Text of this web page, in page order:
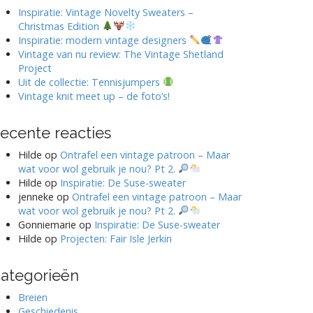
Inspiratie: Vintage Novelty Sweaters –
Christmas Edition
Inspiratie: modern vintage designers
Vintage van nu review: The Vintage Shetland
Project
Uit de collectie: Tennisjumpers
Vintage knit meet up – de foto’s!
reacties
Hilde op Ontrafel een vintage patroon – Maar
wat voor wol gebruik je nou? Pt 2.
Hilde op Inspiratie: De Suse-sweater
jenneke op Ontrafel een vintage patroon – Maar
wat voor wol gebruik je nou? Pt 2.
Gonniemarie op Inspiratie: De Suse-sweater
Hilde op Projecten: Fair Isle Jerkin
Breien